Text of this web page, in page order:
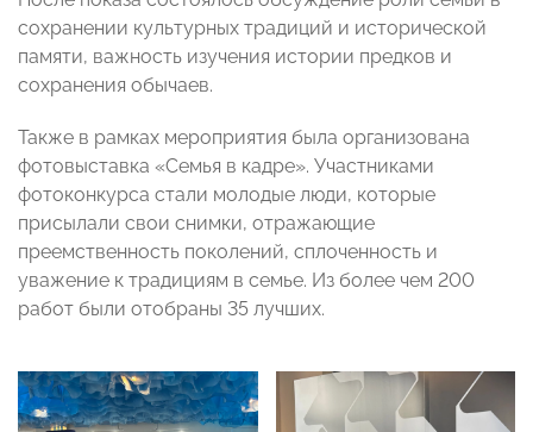
сохранении культурных традиций и исторической
памяти, важность изучения истории предков и
сохранения обычаев.
Также в рамках мероприятия была организована
фотовыставка «Семья в кадре». Участниками
фотоконкурса стали молодые люди, которые
присылали свои снимки, отражающие
преемственность поколений, сплоченность и
уважение к традициям в семье. Из более чем 200
работ были отобраны 35 лучших.